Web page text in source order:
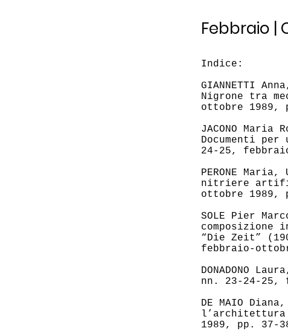
Febbraio |
Indice:
GIANNETTI
Nigrone tra
ottobre 1989,
JACONO
Documenti
24-25,
PERONE
nitriere
ottobre 1989,
SOLE Pier
“Die Zeit”
febbraio-
DONADONO
nn. 23-24-25,
DE MAIO
l’architettura
1989, pp. 37-